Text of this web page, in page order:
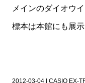
メインのダイオウ
標本は本館にも展
2012-03-04 | CASIO EX-